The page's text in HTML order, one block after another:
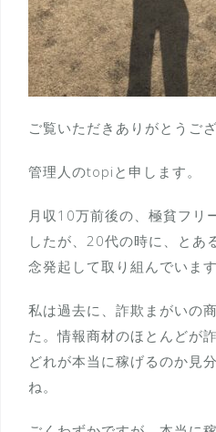
ご覧いただきありがとうご
管理人のtopiと申します。
月収10万前後の、極貧フリ
したが、20代の時に、とあ
念発起して取り組んでいます
私は過去に、詐欺まがいの
た。情報商材のほとんどが
どれが本当に稼げるのか見
ね。